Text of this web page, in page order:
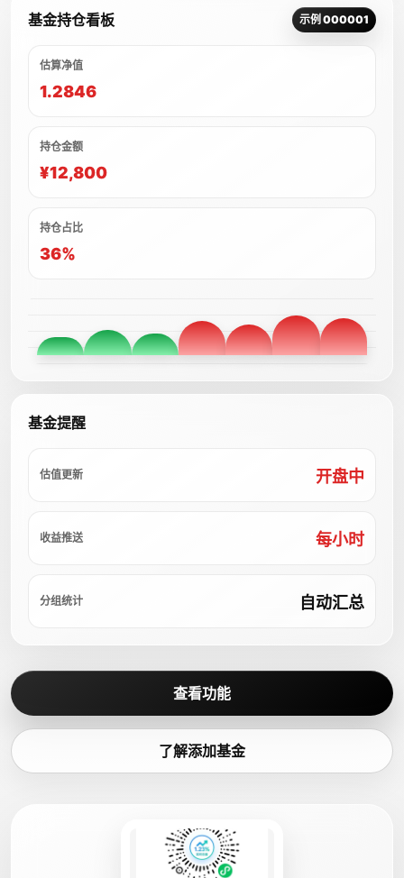
基金持仓看板 示例 000001
估算净值
1.2846
持仓金额
¥12,800
持仓占比
36%
基金提醒
估值更新 开盘中
收益推送 每小时
分组统计 自动汇总
查看功能
了解添加基金